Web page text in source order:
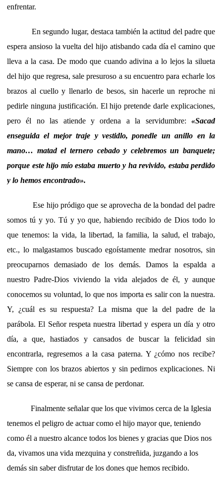
enfrentar.
En segundo lugar, destaca también la actitud del padre que
espera ansioso la vuelta del hijo atisbando cada día el camino que
lleva a la casa. De modo que cuando adivina a lo lejos la silueta
del hijo que regresa, sale presuroso a su encuentro para echarle los
brazos al cuello y llenarlo de besos, sin hacerle un reproche ni
pedirle ninguna justificación. El hijo pretende darle explicaciones,
pero él no las atiende y ordena a la servidumbre: «Sacad
enseguida el mejor traje y vestidlo, ponedle un anillo en la
mano… matad el ternero cebado y celebremos un banquete;
porque este hijo mío estaba muerto y ha revivido, estaba perdido
y lo hemos encontrado».
Ese hijo pródigo que se aprovecha de la bondad del padre
somos tú y yo. Tú y yo que, habiendo recibido de Dios todo lo
que tenemos: la vida, la libertad, la familia, la salud, el trabajo,
etc., lo malgastamos buscado egoístamente medrar nosotros, sin
preocuparnos demasiado de los demás. Damos la espalda a
nuestro Padre-Dios viviendo la vida alejados de él, y aunque
conocemos su voluntad, lo que nos importa es salir con la nuestra.
Y, ¿cuál es su respuesta? La misma que la del padre de la
parábola. El Señor respeta nuestra libertad y espera un día y otro
día, a que, hastiados y cansados de buscar la felicidad sin
encontrarla, regresemos a la casa paterna. Y ¿cómo nos recibe?
Siempre con los brazos abiertos y sin pedirnos explicaciones. Ni
se cansa de esperar, ni se cansa de perdonar.
Finalmente señalar que los que vivimos cerca de la Iglesia
tenemos el peligro de actuar como el hijo mayor que, teniendo
como él a nuestro alcance todos los bienes y gracias que Dios nos
da, vivamos una vida mezquina y constreñida, juzgando a los
demás sin saber disfrutar de los dones que hemos recibido.